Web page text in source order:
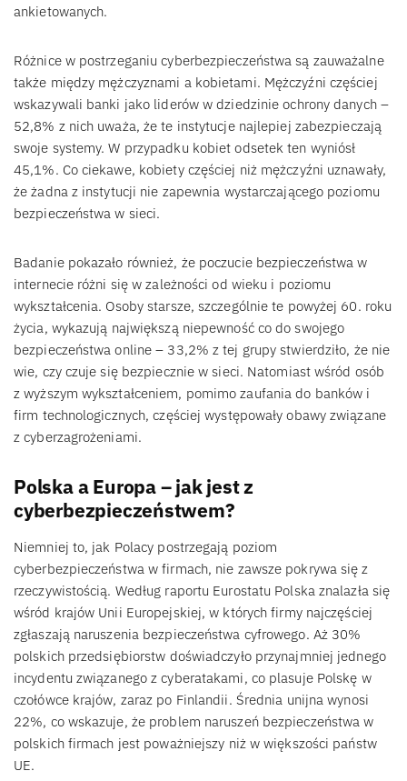
ankietowanych.
Różnice w postrzeganiu cyberbezpieczeństwa są zauważalne
także między mężczyznami a kobietami. Mężczyźni częściej
wskazywali banki jako liderów w dziedzinie ochrony danych –
52,8% z nich uważa, że te instytucje najlepiej zabezpieczają
swoje systemy. W przypadku kobiet odsetek ten wyniósł
45,1%. Co ciekawe, kobiety częściej niż mężczyźni uznawały,
że żadna z instytucji nie zapewnia wystarczającego poziomu
bezpieczeństwa w sieci.
Badanie pokazało również, że poczucie bezpieczeństwa w
internecie różni się w zależności od wieku i poziomu
wykształcenia. Osoby starsze, szczególnie te powyżej 60. roku
życia, wykazują największą niepewność co do swojego
bezpieczeństwa online – 33,2% z tej grupy stwierdziło, że nie
wie, czy czuje się bezpiecznie w sieci. Natomiast wśród osób
z wyższym wykształceniem, pomimo zaufania do banków i
firm technologicznych, częściej występowały obawy związane
z cyberzagrożeniami.
Polska a Europa – jak jest z
cyberbezpieczeństwem?
Niemniej to, jak Polacy postrzegają poziom
cyberbezpieczeństwa w firmach, nie zawsze pokrywa się z
rzeczywistością. Według raportu Eurostatu Polska znalazła się
wśród krajów Unii Europejskiej, w których firmy najczęściej
zgłaszają naruszenia bezpieczeństwa cyfrowego. Aż 30%
polskich przedsiębiorstw doświadczyło przynajmniej jednego
incydentu związanego z cyberatakami, co plasuje Polskę w
czołówce krajów, zaraz po Finlandii. Średnia unijna wynosi
22%, co wskazuje, że problem naruszeń bezpieczeństwa w
polskich firmach jest poważniejszy niż w większości państw
UE.